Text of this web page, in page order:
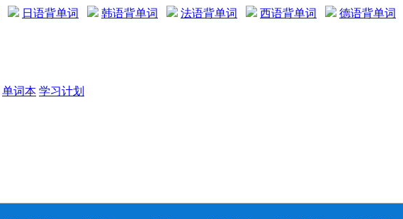
日语背单词 韩语背单词 法语背单词 西语背单词 德语背单词
单词本 学习计划